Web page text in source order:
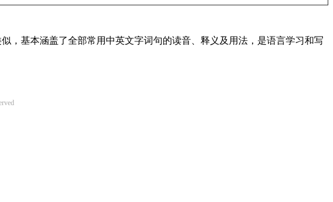
，基本涵盖了全部常用中英文字词句的读音、释义及用法，是语言学习和写